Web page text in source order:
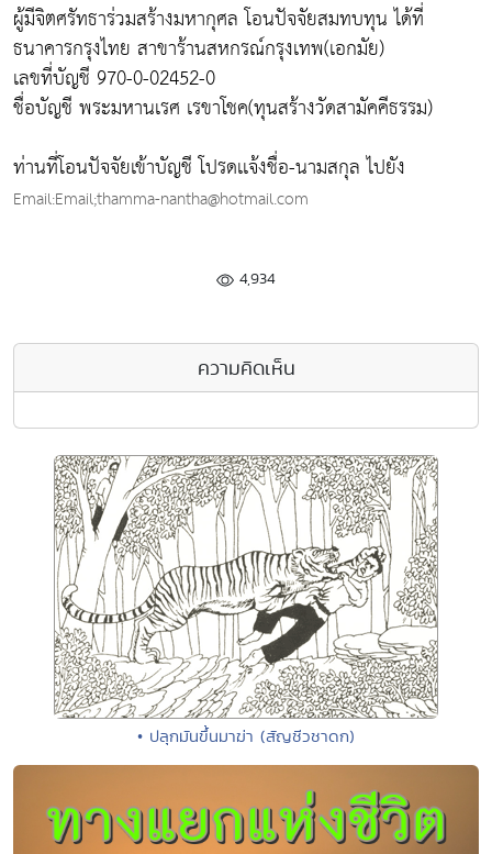
ผู้มีจิตศรัทธาร่วมสร้างมหากุศล โอนปัจจัยสมทบทุน ได้ที่
ธนาคารกรุงไทย สาขาร้านสหกรณ์กรุงเทพ(เอกมัย)
เลขที่บัญชี 970-0-02452-0
ชื่อบัญชี พระมหานเรศ เรขาโชค(ทุนสร้างวัดสามัคคีธรรม)
ท่านที่โอนปัจจัยเข้าบัญชี โปรดเเจ้งชื่อ-นามสกุล ไปยัง
Email:Email;thamma-nantha@hotmail.com
4,934
ความคิดเห็น
• ปลุกมันขึ้นมาฆ่า (สัญชีวชาดก)